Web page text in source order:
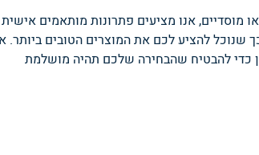
מוסדיים, אנו מציעים פתרונות מותאמים אישית
שנוכל להציע לכם את המוצרים הטובים ביותר.
כדי להבטיח שהבחירה שלכם תהיה מושלמת